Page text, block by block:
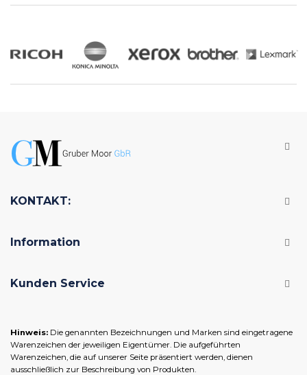
KONTAKT:
Information
Kunden Service
Hinweis: Die genannten Bezeichnungen und Marken sind eingetragene
Warenzeichen der jeweiligen Eigentümer. Die aufgeführten
Warenzeichen, die auf unserer Seite präsentiert werden, dienen
ausschließlich zur Beschreibung von Produkten.